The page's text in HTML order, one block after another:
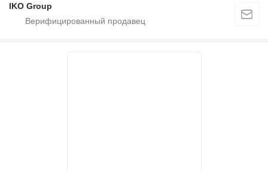
IKO Group